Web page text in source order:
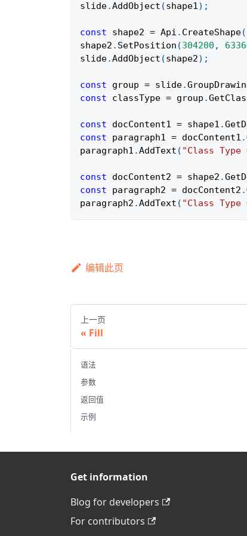
slide.AddObject (shape1) ;
const shape2 = Api . CreateShape(
shape2 . SetPosition (304200 ,
slide.AddObject (shape2) ;
const group = slide.
const classType = group .
const docContent1 = shape1 .
const paragraph1 = docContent1 .
paragraph1 .AddText ( "Class Type
const docContent2 = shape2 .
const paragraph2 = docContent2 .
paragraph2 .AddText ( "Class Type
编辑此页
上一页
Fill
语法
参数
返回值
示例
Get information
Blog for developers
For contributors